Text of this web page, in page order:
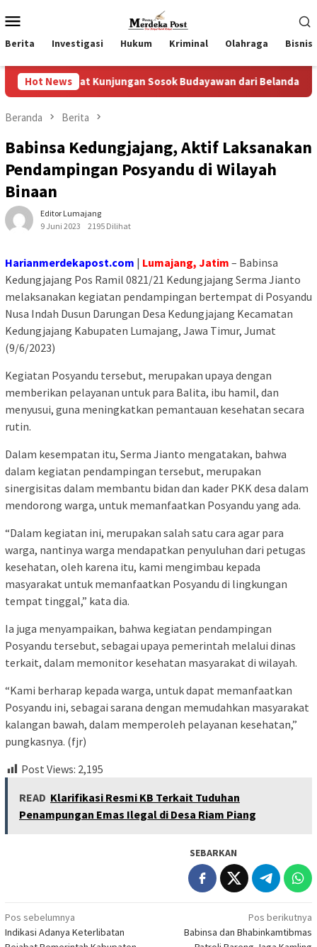
ke
kontenMobile
Berita Investigasi Hukum Kriminal Olahraga Bisnis
Hot News
Kunjungan Sosok Budayawan dari Belanda Mr. Crues Collen
Beranda Berita
Babinsa Kedungjajang, Aktif Laksanakan
Pendampingan Posyandu di Wilayah
Binaan
Editor Lumajang
9 Juni 2023
2195 Dilihat
Harianmerdekapost.com | Lumajang, Jatim – Babinsa
Kedungjajang Pos Ramil 0821/21 Kedungjajang Serma Jianto
melaksanakan kegiatan pendampingan bertempat di Posyandu
Nusa Indah Dusun Darungan Desa Kedungjajang Kecamatan
Kedungjajang Kabupaten Lumajang, Jawa Timur, Jumat
(9/6/2023)
Kegiatan Posyandu tersebut, merupakan upaya dengan
memberikan pelayanan untuk para Balita, ibu hamil, dan
menyusui, guna meningkatkan pemantauan kesehatan secara
rutin.
Dalam kesempatan itu, Serma Jianto mengatakan, bahwa
dalam kegiatan pendampingan tersebut, merupakan
sinergisitas dalam membantu bidan dan kader PKK desa dalam
mendorong warga, untuk memanfaatkan Posyandu yang ada.
“Dalam kegiatan ini, merupakan salah satu cara agar para
warga, nantinya warga mendapatkan penyuluhan dari petugas
kesehatan, oleh karena itu, kami mengimbau kepada
masyarakat untuk memanfaatkan Posyandu di lingkungan
tempat tinggal,” kata dia.
Ia juga menyampaikan, bahwa kegiatan pendampingan
Posyandu tersebut, sebagai upaya pemerintah melalui dinas
terkait, dalam memonitor kesehatan masyarakat di wilayah.
“Kami berharap kepada warga, untuk dapat memanfaatkan
Posyandu ini, sebagai sarana dengan memudahkan masyarakat
kalangan bawah, dalam memperoleh pelayanan kesehatan,”
pungkasnya. (fjr)
Post Views: 2,195
READ Klarifikasi Resmi KB Terkait Tuduhan
Penampungan Emas Ilegal di Desa Riam Piang
SEBARKAN
Navigasi
pos
Pos sebelumnya
Indikasi Adanya Keterlibatan
Pos berikutnya
Babinsa dan Bhabinkamtibmas